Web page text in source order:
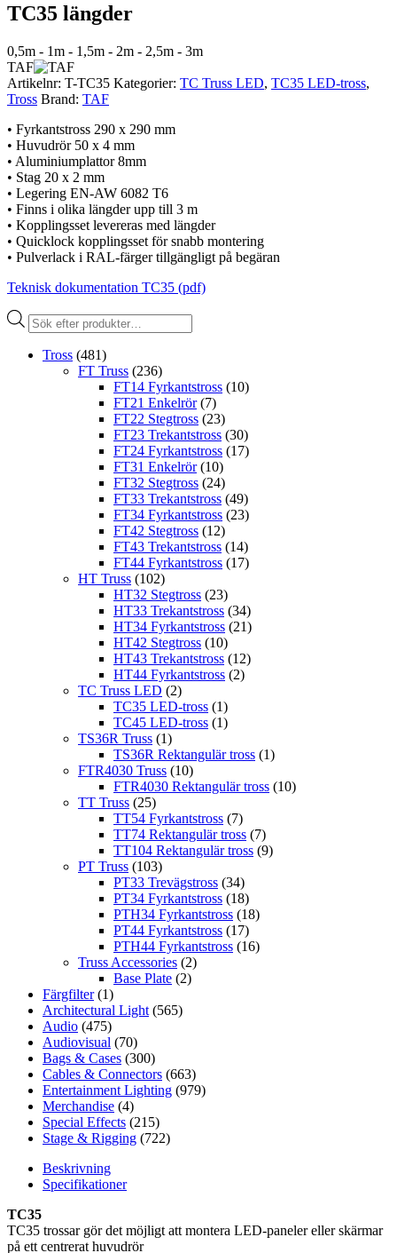
TC35 längder
0,5m - 1m - 1,5m - 2m - 2,5m - 3m
TAF
Artikelnr: T-TC35 Kategorier: TC Truss LED, TC35 LED-tross,
Tross Brand: TAF
• Fyrkantstross 290 x 290 mm
• Huvudrör 50 x 4 mm
• Aluminiumplattor 8mm
• Stag 20 x 2 mm
• Legering EN-AW 6082 T6
• Finns i olika längder upp till 3 m
• Kopplingsset levereras med längder
• Quicklock kopplingsset för snabb montering
• Pulverlack i RAL-färger tillgängligt på begäran
Teknisk dokumentation TC35 (pdf)
Produktsökning
Tross (481)
FT Truss (236)
FT14 Fyrkantstross (10)
FT21 Enkelrör (7)
FT22 Stegtross (23)
FT23 Trekantstross (30)
FT24 Fyrkantstross (17)
FT31 Enkelrör (10)
FT32 Stegtross (24)
FT33 Trekantstross (49)
FT34 Fyrkantstross (23)
FT42 Stegtross (12)
FT43 Trekantstross (14)
FT44 Fyrkantstross (17)
HT Truss (102)
HT32 Stegtross (23)
HT33 Trekantstross (34)
HT34 Fyrkantstross (21)
HT42 Stegtross (10)
HT43 Trekantstross (12)
HT44 Fyrkantstross (2)
TC Truss LED (2)
TC35 LED-tross (1)
TC45 LED-tross (1)
TS36R Truss (1)
TS36R Rektangulär tross (1)
FTR4030 Truss (10)
FTR4030 Rektangulär tross (10)
TT Truss (25)
TT54 Fyrkantstross (7)
TT74 Rektangulär tross (7)
TT104 Rektangulär tross (9)
PT Truss (103)
PT33 Trevägstross (34)
PT34 Fyrkantstross (18)
PTH34 Fyrkantstross (18)
PT44 Fyrkantstross (17)
PTH44 Fyrkantstross (16)
Truss Accessories (2)
Base Plate (2)
Färgfilter (1)
Architectural Light (565)
Audio (475)
Audiovisual (70)
Bags & Cases (300)
Cables & Connectors (663)
Entertainment Lighting (979)
Merchandise (4)
Special Effects (215)
Stage & Rigging (722)
Beskrivning
Specifikationer
TC35
TC35 trossar gör det möjligt att montera LED-paneler eller skärmar
på ett centrerat huvudrör